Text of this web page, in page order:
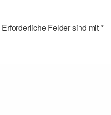
Erforderliche Felder sind mit*